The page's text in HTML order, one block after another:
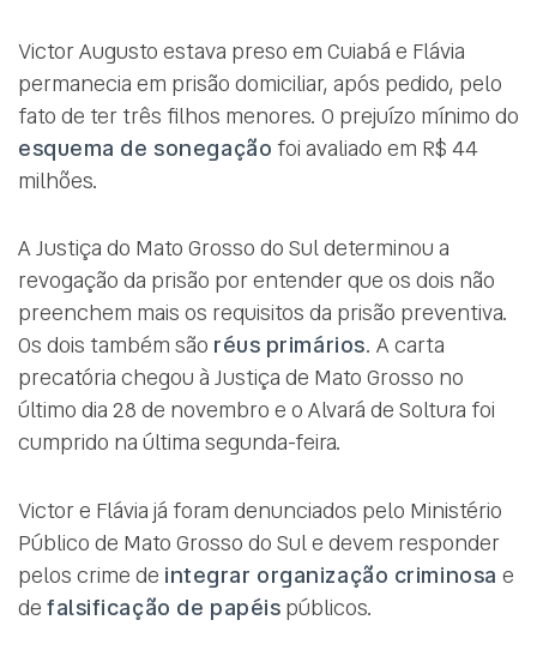
Victor Augusto estava preso em Cuiabá e Flávia
permanecia em prisão domiciliar, após pedido, pelo
fato de ter três filhos menores. O prejuízo mínimo do
esquema de sonegação foi avaliado em R$ 44
milhões.
A Justiça do Mato Grosso do Sul determinou a
revogação da prisão por entender que os dois não
preenchem mais os requisitos da prisão preventiva.
Os dois também são réus primários. A carta
precatória chegou à Justiça de Mato Grosso no
último dia 28 de novembro e o Alvará de Soltura foi
cumprido na última segunda-feira.
Victor e Flávia já foram denunciados pelo Ministério
Público de Mato Grosso do Sul e devem responder
pelos crime de integrar organização criminosa e
defalsificação de papéispúblicos.